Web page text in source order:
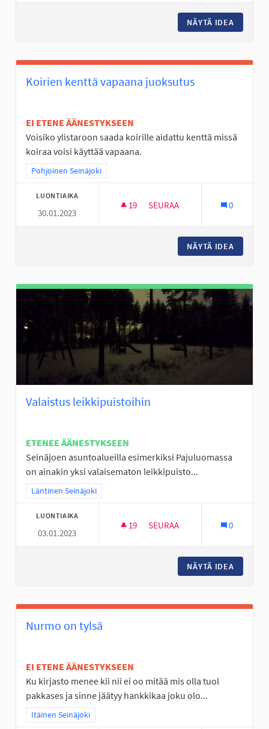
NÄYTÄ IDEA
Koirien kenttä vapaana juoksutus
EI ETENE ÄÄNESTYKSEEN
Voisiko ylistaroon saada koirille aidattu kenttä missä
koiraa voisi käyttää vapaana.
Rajaa tulokset teeman mukaan: Pohjoinen Seinäjoki
Pohjoinen Seinäjoki
LUONTIAIKA
30.01.2023
19 19 SEURAAJAA
SEURAA 0
NÄYTÄ IDEA
Valaistus leikkipuistoihin
ETENEE ÄÄNESTYKSEEN
Seinäjoen asuntoalueilla esimerkiksi Pajuluomassa
on ainakin yksi valaisematon leikkipuisto...
Rajaa tulokset teeman mukaan: Läntinen Seinäjoki
Läntinen Seinäjoki
LUONTIAIKA
03.01.2023
19 19 SEURAAJAA
SEURAA 0
NÄYTÄ IDEA
Nurmo on tylsä
EI ETENE ÄÄNESTYKSEEN
Ku kirjasto menee kii nii ei oo mitää mis olla tuol
pakkases ja sinne jäätyy hankkikaa joku olo...
Rajaa tulokset teeman mukaan: Itäinen Seinäjoki
Itäinen Seinäjoki